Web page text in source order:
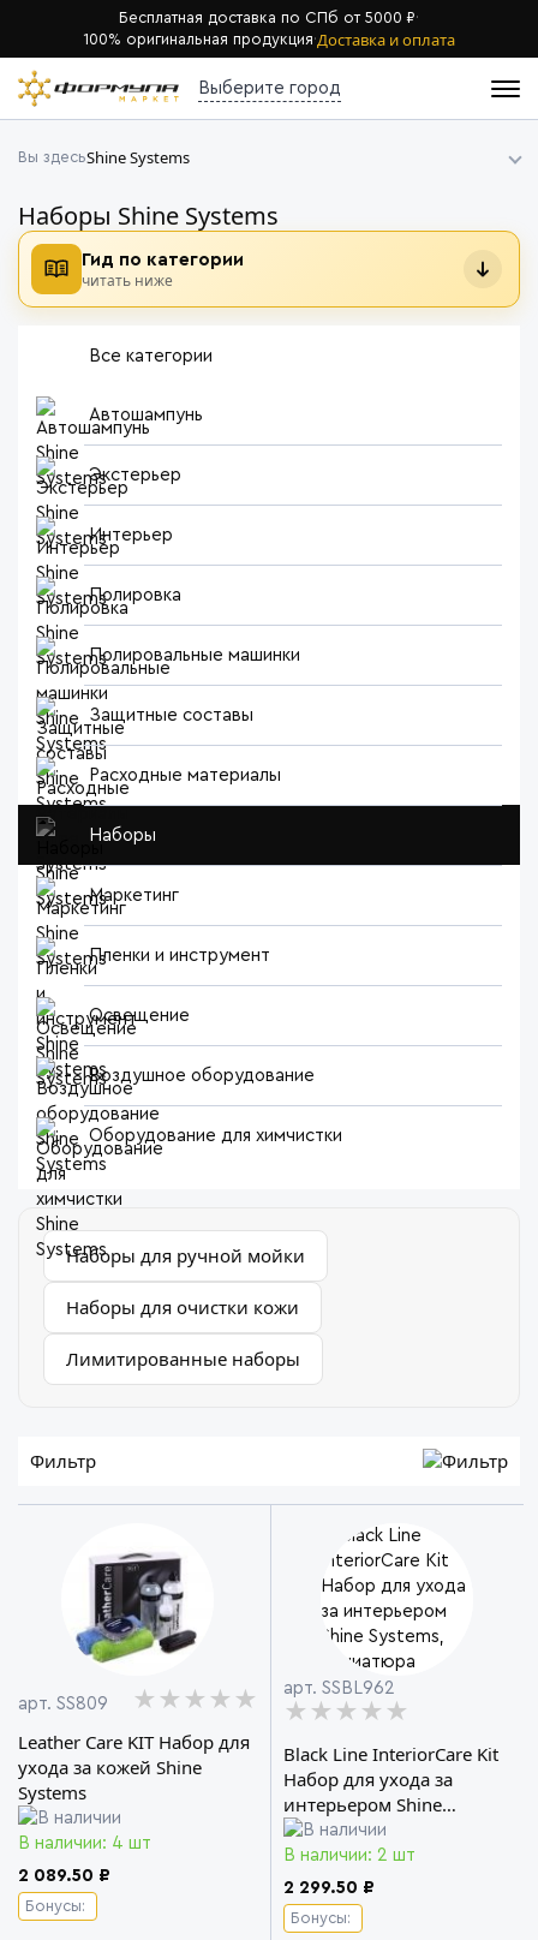
Бесплатная доставка по СПб от 5000 ₽·
100% оригинальная продукция·Доставка и оплата
Выберите город
Вы здесьShine Systems
Наборы Shine Systems
Гид по категории
читать ниже
Все категории
Автошампунь
Экстерьер
Интерьер
Полировка
Полировальные машинки
Защитные составы
Расходные материалы
Наборы
Маркетинг
Пленки и инструмент
Освещение
Воздушное оборудование
Оборудование для химчистки
Наборы для ручной мойки
Наборы для очистки кожи
Лимитированные наборы
Фильтр
арт. SS809 ★★★★★
★★★★★
★★★★★
Leather Care KIT Набор для
ухода за кожей Shine
Systems
В наличии: 4 шт
2 089.50 ₽
Бонусы:
арт. SSBL962
★★★★★
★★★★★
★★★★★
Black Line InteriorCare Kit
Набор для ухода за
интерьером Shine
Systems
В наличии: 2 шт
2 299.50 ₽
Бонусы: